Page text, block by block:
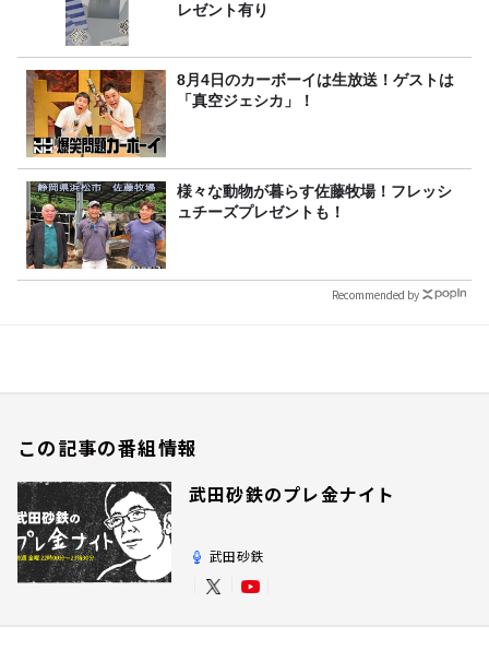
レゼント有り
8月4日のカーボーイは生放送！ゲストは
「真空ジェシカ」！
様々な動物が暮らす佐藤牧場！フレッシ
ュチーズプレゼントも！
Recommended by
この記事の番組情報
武田砂鉄のプレ金ナイト
武田砂鉄